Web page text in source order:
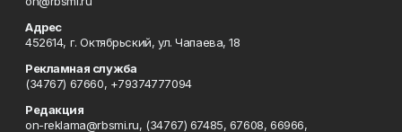
Адрес
452614, г. Октябрьский, ул. Чапаева, 18
Рекламная служба
(34767) 67660, +79374777094
Редакция
on-reklama@rbsmi.ru, (34767) 67485, 67608, 66966,